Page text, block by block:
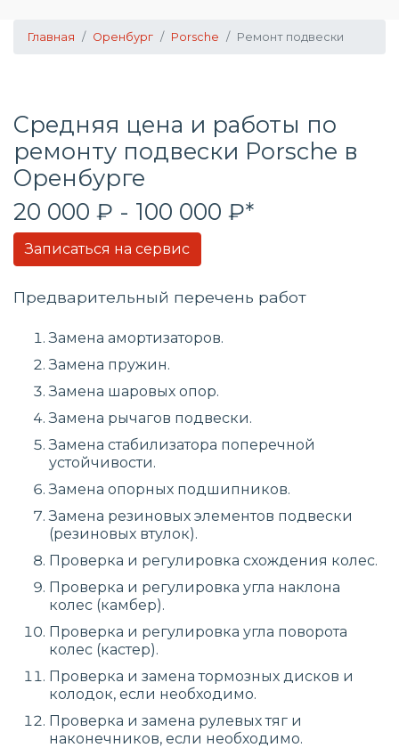
Главная Оренбург Porsche Ремонт подвески
Средняя цена и работы по
ремонту подвески Porsche в
Оренбурге
20 000 ₽ - 100 000 ₽*
Записаться на сервис
Предварительный перечень работ
Замена амортизаторов.
Замена пружин.
Замена шаровых опор.
Замена рычагов подвески.
Замена стабилизатора поперечной
устойчивости.
Замена опорных подшипников.
Замена резиновых элементов подвески
(резиновых втулок).
Проверка и регулировка схождения колес.
Проверка и регулировка угла наклона
колес (камбер).
Проверка и регулировка угла поворота
колес (кастер).
Проверка и замена тормозных дисков и
колодок, если необходимо.
Проверка и замена рулевых тяг и
наконечников, если необходимо.